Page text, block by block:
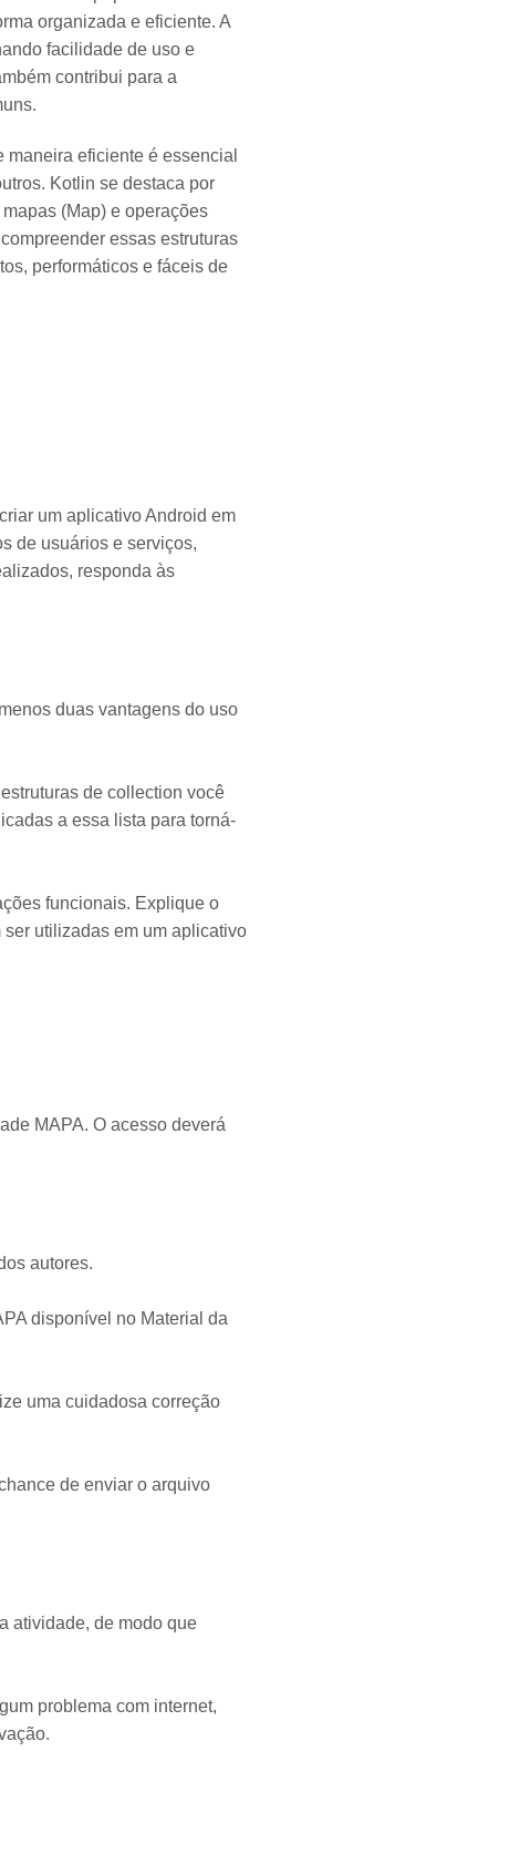
organizada e eficiente. A
facilidade de uso e
contribui para a
eficiente é essencial
Kotlin se destaca por
(Map) e operações
essas estruturas
performáticos e fáceis de
um aplicativo Android em
de usuários e serviços,
responda às
duas vantagens do uso
de collection você
a essa lista para torná-
funcionais. Explique o
utilizadas em um aplicativo
MAPA. O acesso deverá
autores.
disponível no Material da
uma cuidadosa correção
de enviar o arquivo
atividade, de modo que
problema com internet,